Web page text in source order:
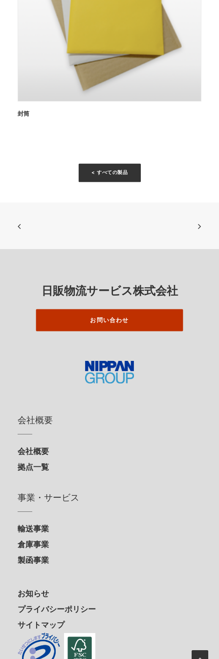
封筒
< すべての製品
日販物流サービス株式会社
お問い合わせ
会社概要
会社概要
拠点一覧
事業・サービス
輸送事業
倉庫事業
製函事業
お知らせ
プライバシーポリシー
サイトマップ